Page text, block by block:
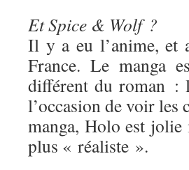
Et Spice & Wolf ?
Il y a eu l’anime, et
France. Le manga
différent du roman :
l’occasion de voir les
manga, Holo est jolie
plus « réaliste ».